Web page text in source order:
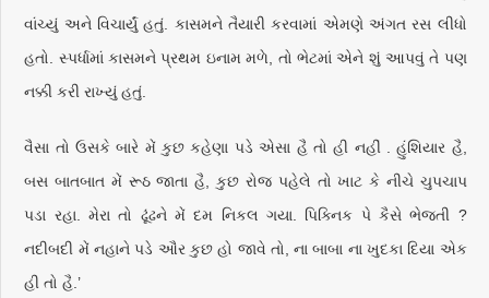
વાંચ્યું અને વિચાર્યું હતું. કાસમને તૈયારી કરવામાં એમણે અંગત રસ લીધો
હતો. સ્પર્ધામાં કાસમને પ્રથમ ઇનામ મળે, તો ભેટમાં એને શું આપવું તે પણ
નક્કી કરી રાખ્યું હતું.
વૈસા તો ઉસકે બારે મેં કુછ કહેણા પડે એસા હૈ તો હી નહીં . હુંશિયાર હૈ,
બસ બાતબાત મેં રૂઠ જાતા હૈ, કુછ રોજ પહેલે તો ખાટ કે નીચે ચુપચાપ
પડા રહા. મેરા તો ઢૂંઢને મેં દમ નિકલ ગયા. પિક્નિક પે કૈસે ભેજતી ?
નદીબદી મેં નહાને પડે ઔર કુછ હો જાવે તો, ના બાબા ના ખુદકા દિયા એક
હી તો હૈ.’